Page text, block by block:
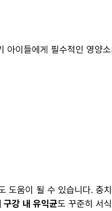
이들에게 필수적인 영양
도움이 될 수 있습니다. 충
구강 내 유익균도 꾸준히 서